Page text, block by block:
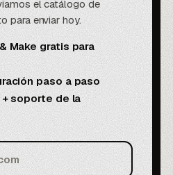
el catálogo de
para enviar hoy.
Make gratis para
paso a paso
soporte de la